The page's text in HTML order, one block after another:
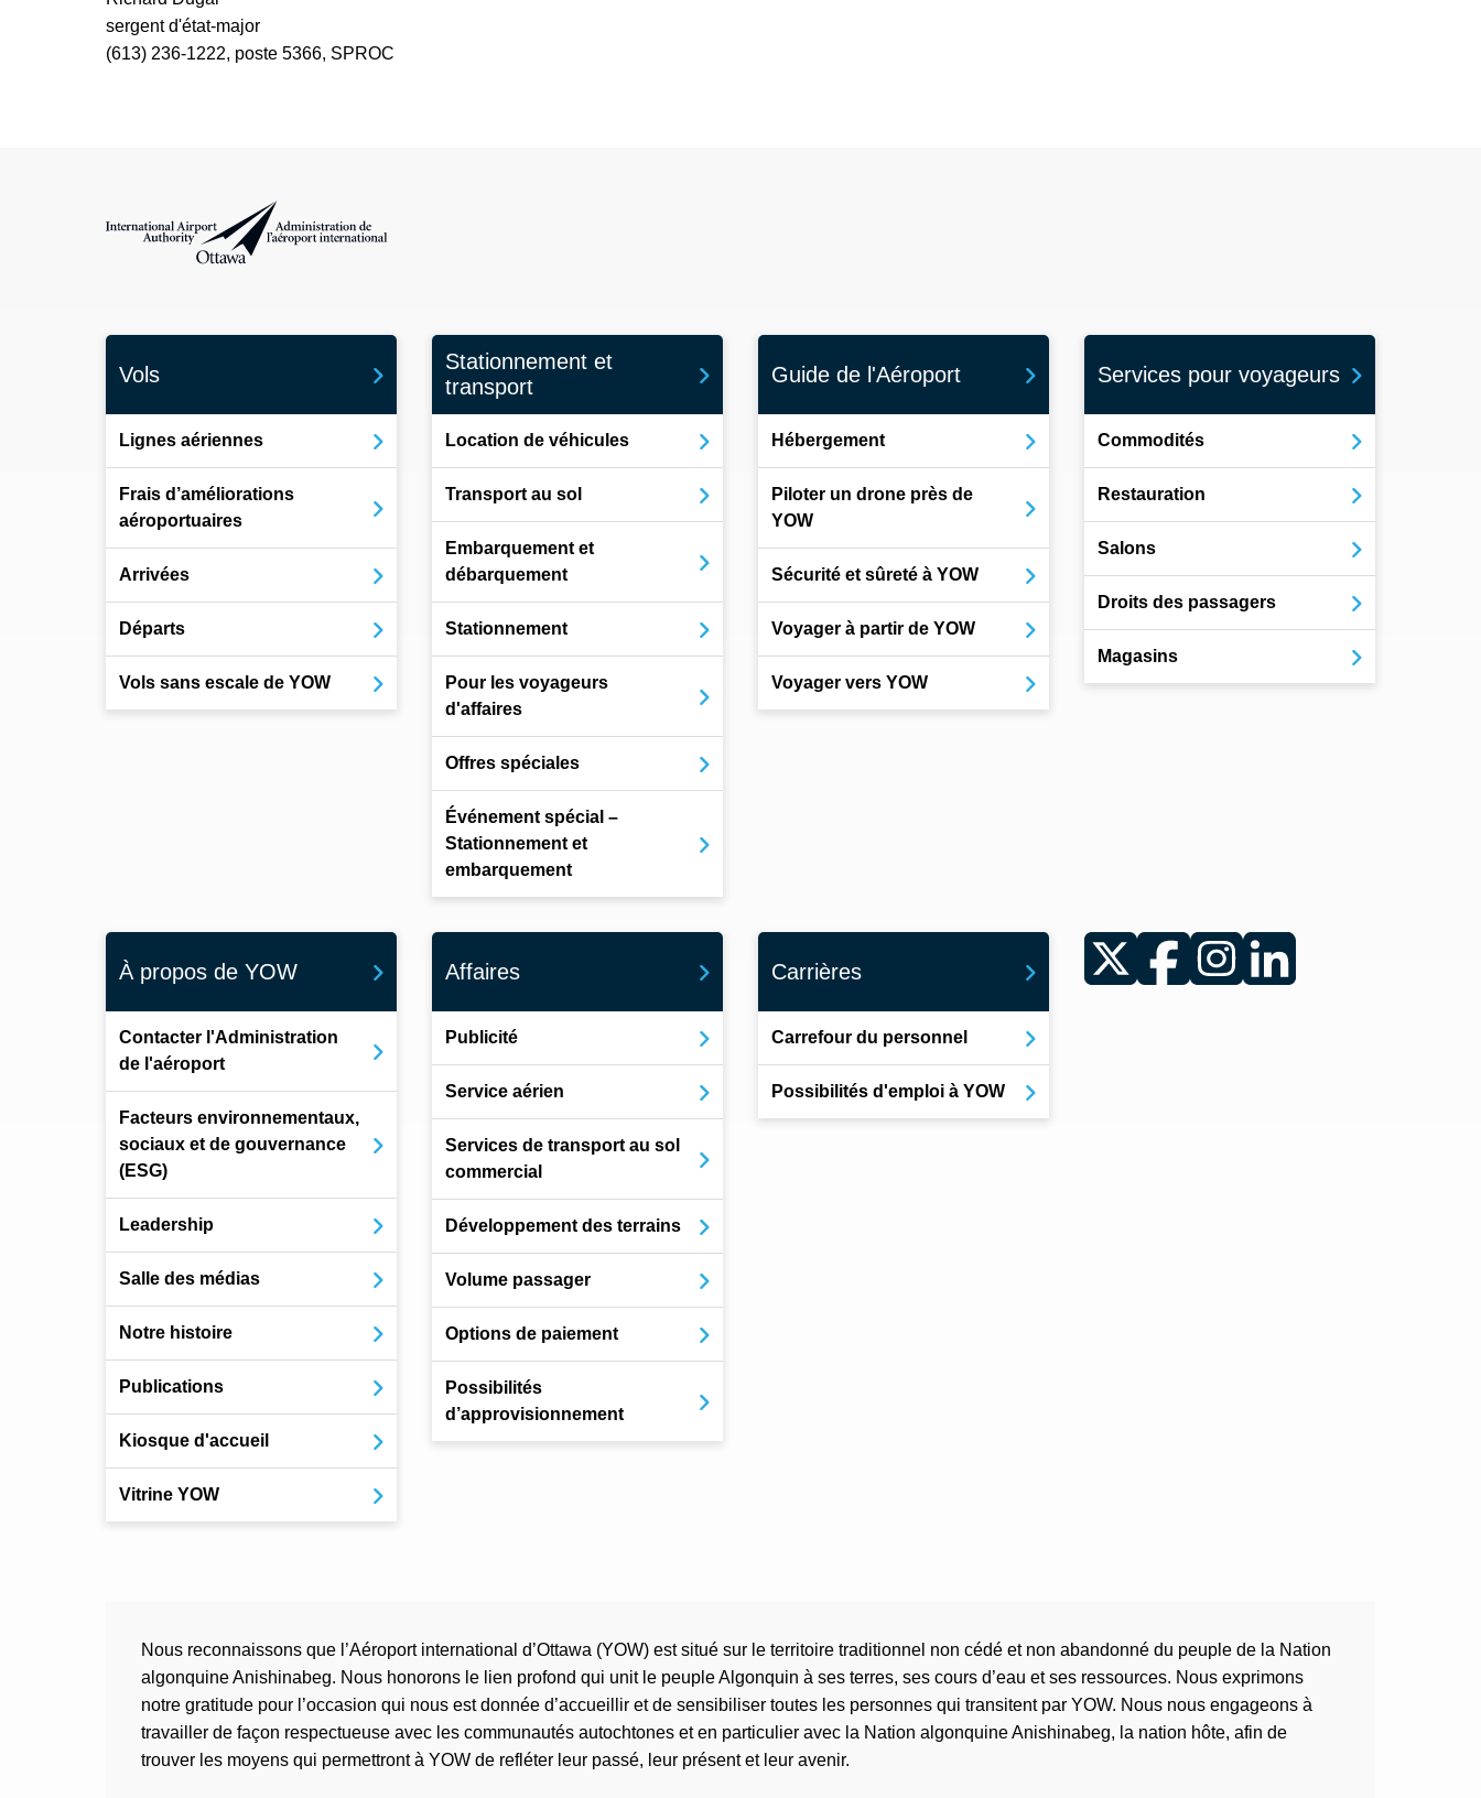
sergent d'état-major
(613) 236-1222, poste 5366, SPROC
Administration de l’aéroport international d'Ottawa
Vols
Lignes aériennes
Frais d’améliorations
aéroportuaires
Arrivées
Départs
Vols sans escale de YOW
Stationnement et
transport
Location de véhicules
Transport au sol
Embarquement et
débarquement
Stationnement
Pour les voyageurs
d'affaires
Offres spéciales
Événement spécial –
Stationnement et
embarquement
Guide de l'Aéroport
Hébergement
Piloter un drone près de
YOW
Sécurité et sûreté à YOW
Voyager à partir de YOW
Voyager vers YOW
Services pour voyageurs
Commodités
Restauration
Salons
Droits des passagers
Magasins
À propos de YOW
Contacter l'Administration
de l'aéroport
Facteurs environnementaux,
sociaux et de gouvernance
(ESG)
Leadership
Salle des médias
Notre histoire
Publications
Kiosque d'accueil
Vitrine YOW
Affaires
Publicité
Service aérien
Services de transport au sol
commercial
Développement des terrains
Volume passager
Options de paiement
Possibilités
d’approvisionnement
Carrières
Carrefour du personnel
Possibilités d'emploi à YOW
Twitter FacebookInstagramLinkedIn
Nous reconnaissons que l’Aéroport international d’Ottawa (YOW) est situé sur le territoire traditionnel non cédé et non abandonné du peuple de la Nation
algonquine Anishinabeg. Nous honorons le lien profond qui unit le peuple Algonquin à ses terres, ses cours d’eau et ses ressources. Nous exprimons
notre gratitude pour l’occasion qui nous est donnée d’accueillir et de sensibiliser toutes les personnes qui transitent par YOW. Nous nous engageons à
travailler de façon respectueuse avec les communautés autochtones et en particulier avec la Nation algonquine Anishinabeg, la nation hôte, afin de
trouver les moyens qui permettront à YOW de refléter leur passé, leur présent et leur avenir.